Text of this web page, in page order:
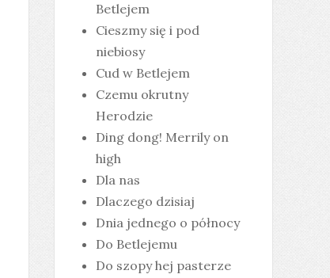
Betlejem
Cieszmy się i pod
niebiosy
Cud w Betlejem
Czemu okrutny
Herodzie
Ding dong! Merrily on
high
Dla nas
Dlaczego dzisiaj
Dnia jednego o północy
Do Betlejemu
Do szopy hej pasterze